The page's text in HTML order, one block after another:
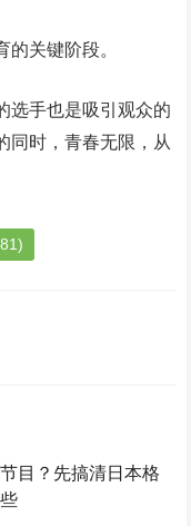
的关键阶段。
选手也是吸引观众的
同时，青春无限，从
目？先搞清日本格